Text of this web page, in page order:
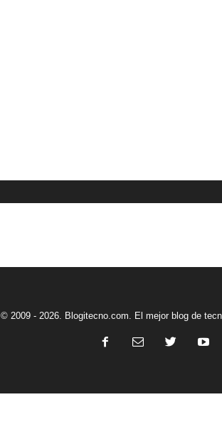
© 2009 - 2026. Blogitecno.com. El mejor blog de